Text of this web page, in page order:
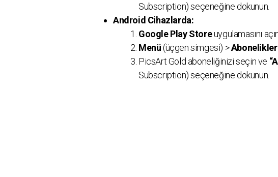
Subscription) seçeneğine dokunun.
Android Cihazlarda:
Google Play Storeuygulamasını
Menü(üçgen simgesi) >Abonelikler
PicsArt Gold aboneliğinizi seçin ve
Subscription) seçeneğine dokunun.